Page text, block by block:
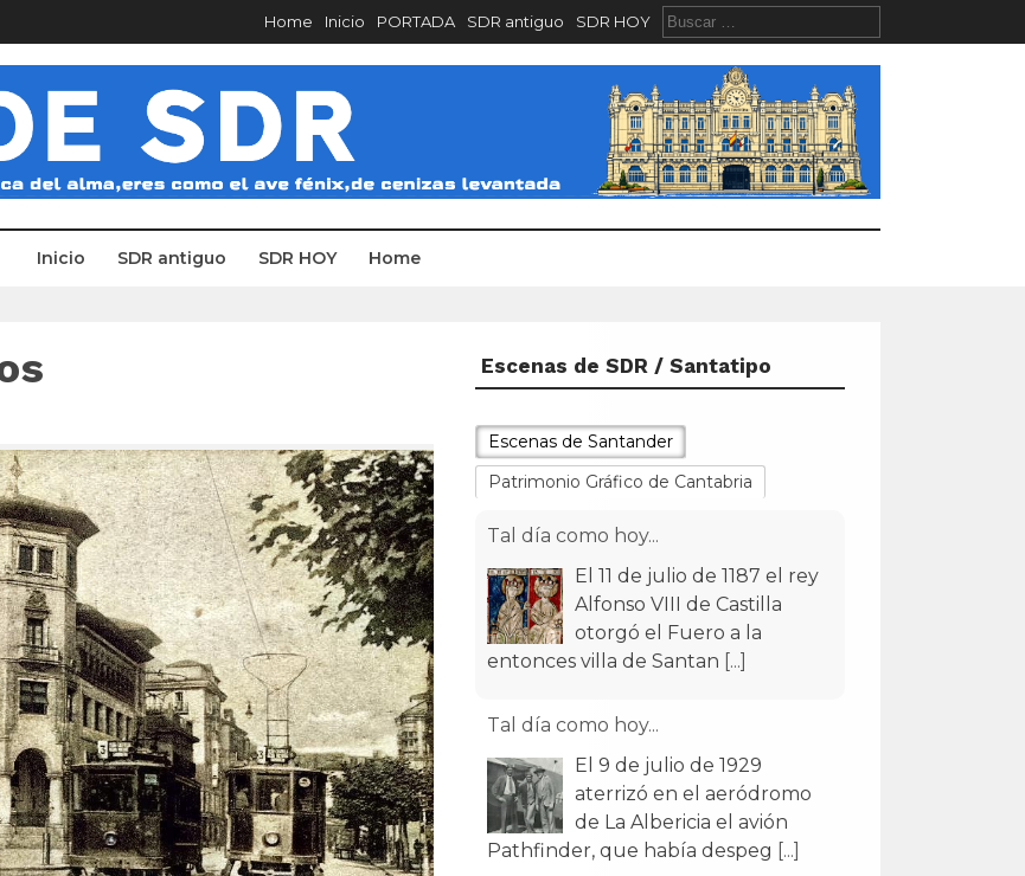
Home Inicio PORTADA SDR antiguo SDR HOY
Inicio SDR antiguo SDR HOY Home
Escenas de SDR / Santatipo
Escenas de Santander
Patrimonio Gráfico de Cantabria
Tal día como hoy...
El 11 de julio de 1187 el rey
Alfonso VIII de Castilla
otorgó el Fuero a la
entonces villa de Santan [...]
Tal día como hoy...
El 9 de julio de 1929
aterrizó en el aeródromo
de La Albericia el avión
Pathfinder, que había despeg
[...]